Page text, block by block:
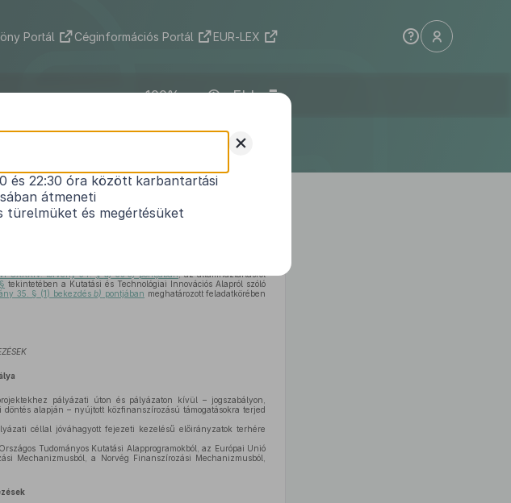
Portál Céginformációs Portál EUR-LEX
ELI
rendelet
projektek közfinanszírozású
1
CXXXIV. törvény 34. §a)ésc)pontjában, az államháztartásról
tekintetében a Kutatási és Technológiai Innovációs Alapról szóló
35. § (1) bekezdésb) pontjában meghatározott feladatkörében
pályázati úton és pályázaton kívül – jogszabályon,
alapján – nyújtott közfinanszírozású támogatásokra terjed
céllal jóváhagyott fejezeti kezelésű előirányzatok terhére
Tudományos Kutatási Alapprogramokból, az Európai Unió
Mechanizmusból, a Norvég Finanszírozási Mechanizmusból,
+
és 22:30 óra között karbantartási
átmeneti
türelmüket és megértésüket